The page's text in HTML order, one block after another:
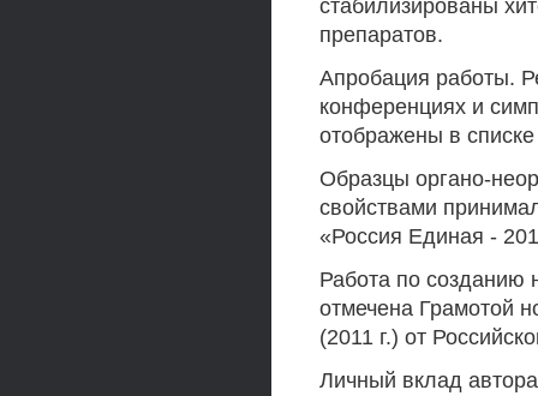
стабилизированы
препаратов.
Апробация работы.
конференциях и
отображены в
Образцы органо-
свойствами
«Россия Единая -
Работа по созданию
отмечена Грамотой
(2011 г.) от
Личный вклад